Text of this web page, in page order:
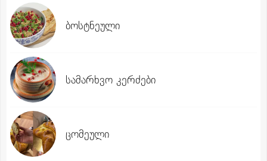
ბოსტნეული
სამარხვო კერძები
ცომეული